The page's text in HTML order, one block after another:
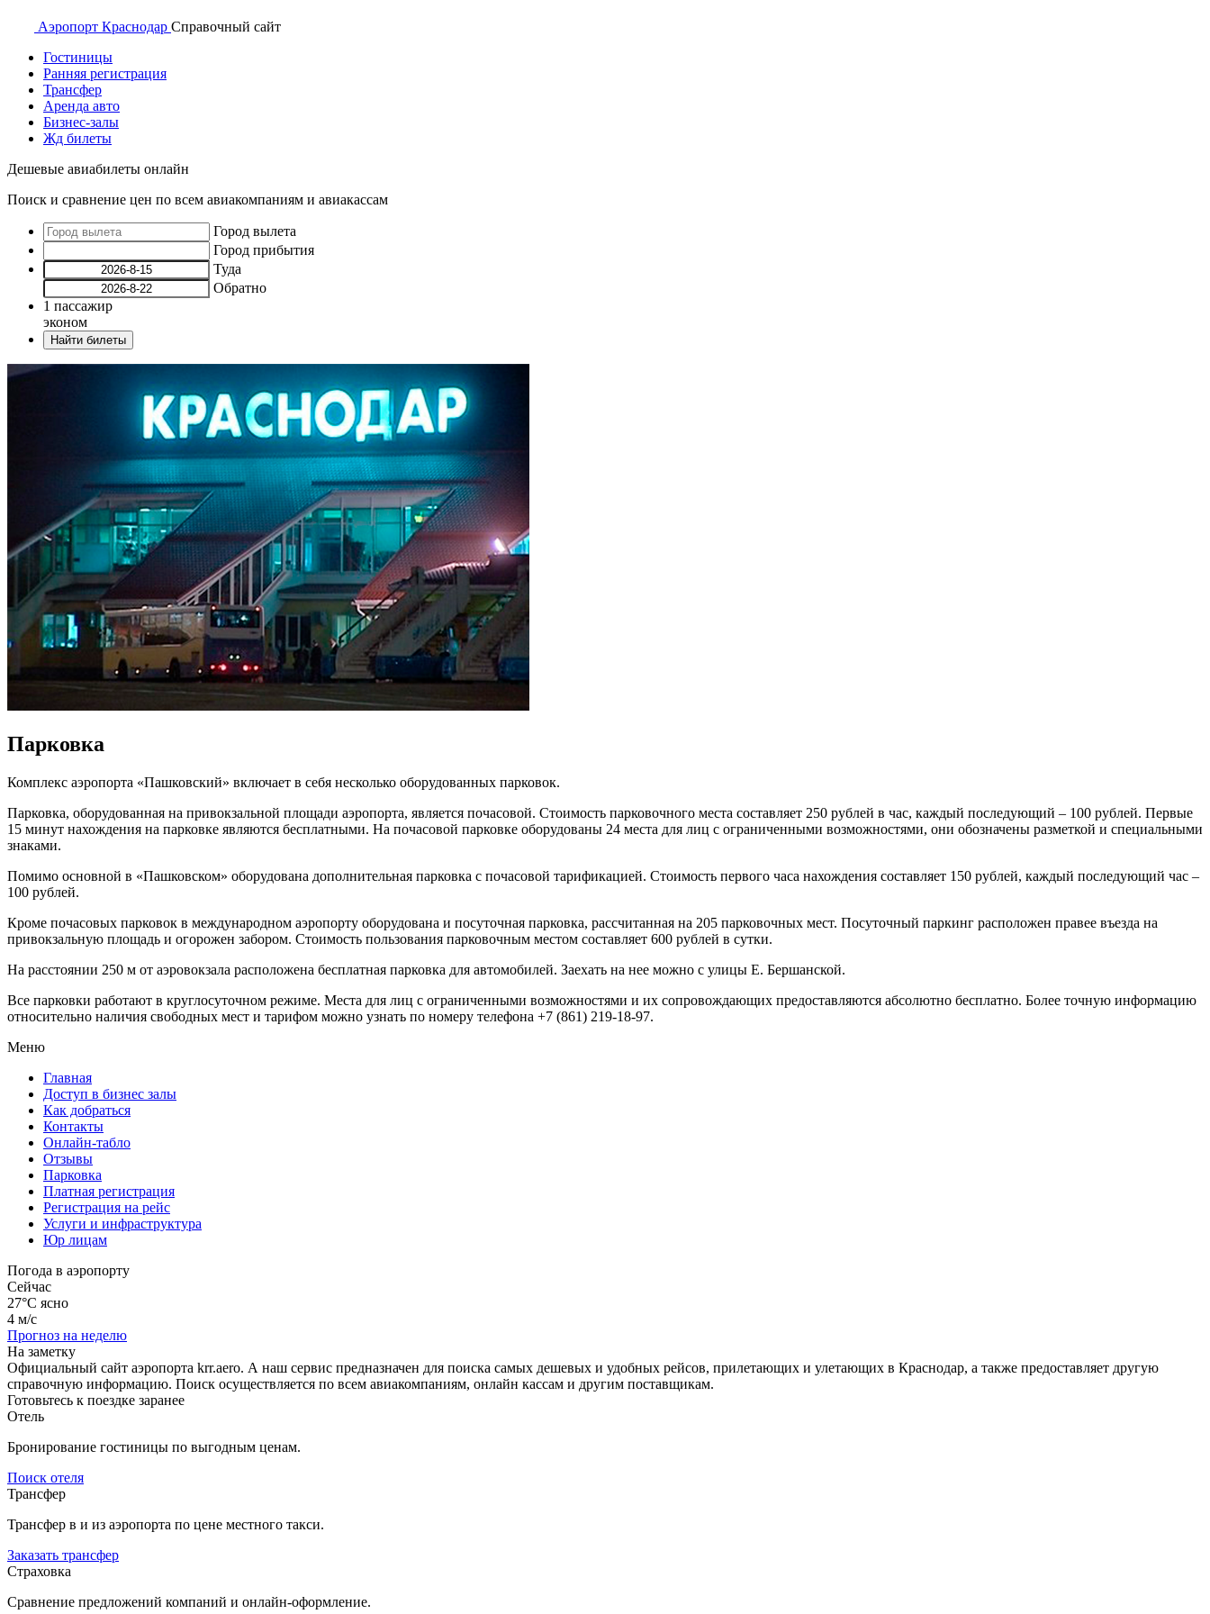
Аэропорт Краснодар Справочный сайт
Гостиницы
Ранняя регистрация
Трансфер
Аренда авто
Бизнес-залы
Жд билеты
Дешевые авиабилеты онлайн
Поиск и сравнение цен по всем авиакомпаниям и авиакассам
Город вылета
Город прибытия
Туда
Обратно
1 пассажир
эконом
Найти билеты
Парковка
Комплекс аэропорта «Пашковский» включает в себя несколько оборудованных парковок.
Парковка, оборудованная на привокзальной площади аэропорта, является почасовой. Стоимость парковочного места составляет 250 рублей в час, каждый последующий – 100 рублей. Первые
15 минут нахождения на парковке являются бесплатными. На почасовой парковке оборудованы 24 места для лиц с ограниченными возможностями, они обозначены разметкой и специальными
знаками.
Помимо основной в «Пашковском» оборудована дополнительная парковка с почасовой тарификацией. Стоимость первого часа нахождения составляет 150 рублей, каждый последующий час –
100 рублей.
Кроме почасовых парковок в международном аэропорту оборудована и посуточная парковка, рассчитанная на 205 парковочных мест. Посуточный паркинг расположен правее въезда на
привокзальную площадь и огорожен забором. Стоимость пользования парковочным местом составляет 600 рублей в сутки.
На расстоянии 250 м от аэровокзала расположена бесплатная парковка для автомобилей. Заехать на нее можно с улицы Е. Бершанской.
Все парковки работают в круглосуточном режиме. Места для лиц с ограниченными возможностями и их сопровождающих предоставляются абсолютно бесплатно. Более точную информацию
относительно наличия свободных мест и тарифом можно узнать по номеру телефона +7 (861) 219-18-97.
Меню
Главная
Доступ в бизнес залы
Как добраться
Контакты
Онлайн-табло
Отзывы
Парковка
Платная регистрация
Регистрация на рейс
Услуги и инфраструктура
Юр лицам
Погода в аэропорту
Сейчас
27°C ясно
4 м/с
Прогноз на неделю
На заметку
Официальный сайт аэропорта krr.aero. А наш сервис предназначен для поиска самых дешевых и удобных рейсов, прилетающих и улетающих в Краснодар, а также предоставляет другую
справочную информацию. Поиск осуществляется по всем авиакомпаниям, онлайн кассам и другим поставщикам.
Готовьтесь к поездке заранее
Отель
Бронирование гостиницы по выгодным ценам.
Поиск отеля
Трансфер
Трансфер в и из аэропорта по цене местного такси.
Заказать трансфер
Страховка
Сравнение предложений компаний и онлайн-оформление.